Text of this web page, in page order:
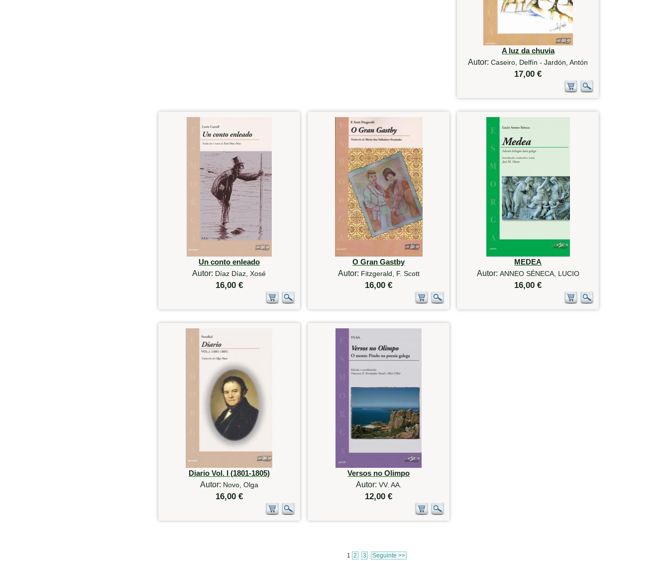
A luz da chuvia
Autor:Caseiro, Delfín - Jardón, Antón
17,00 €
Un conto enleado
Autor: Díaz Díaz, Xosé
16,00 €
O Gran Gastby
Autor: Fitzgerald, F. Scott
16,00 €
MEDEA
Autor: ANNEO SÉNECA, LUCIO
16,00 €
Diario Vol. I (1801-1805)
Autor: Novo, Olga
16,00 €
Versos no Olimpo
Autor: VV. AA.
12,00 €
1 2 3 Seguinte >>